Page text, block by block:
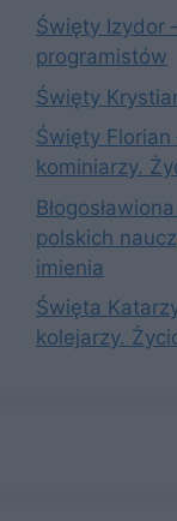
Święty Izydor
programistów
Święty
Święty
kominiarzy.
polskich
imienia
Święta
kolejarzy.